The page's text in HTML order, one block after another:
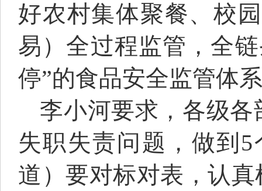
好农村集体聚餐、校
易）全过程监管，全
停”的食品安全监管体
李小河要求，各级
失职失责问题，做到
道）要对标对表，认